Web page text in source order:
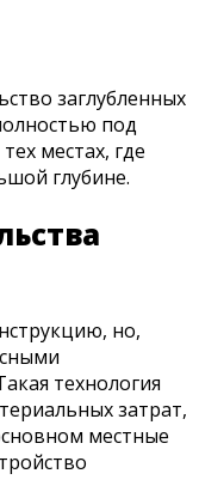
заглубленных
под
местах, где
глубине.
но,
технология
затрат,
местные